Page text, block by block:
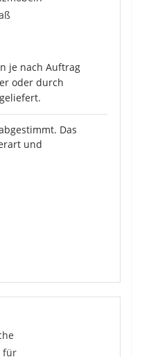
je nach Auftrag
oder durch
Das
und